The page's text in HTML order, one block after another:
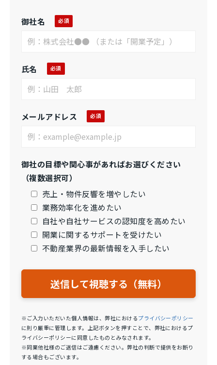
御社名
氏名
メールアドレス
御社の目標や関心事があればお選びください
（複数選択可）
売上・物件反響を増やしたい
業務効率化を進めたい
自社や自社サービスの認知度を高めたい
開業に関するサポートを受けたい
不動産業界の最新情報を入手したい
※ご入力いただいた個人情報は、弊社におけるプライバシーポリシー
に則り厳重に管理します。上記ボタンを押すことで、弊社におけるプ
ライバシーポリシーに同意したものとみなされます。
※同業他社様のご送信はご遠慮ください。弊社の判断で提供をお断り
する場合もございます。